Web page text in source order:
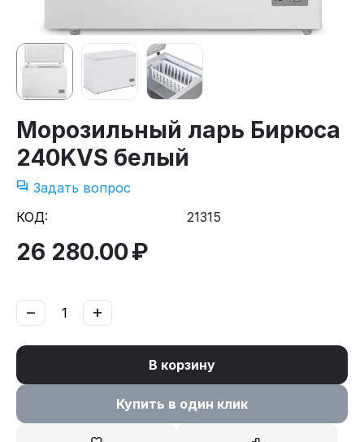
Морозильный ларь Бирюса
240KVS белый
Задать вопрос
КОД:
21315
26 280.00₽
+
−
В корзину
Купить в один клик